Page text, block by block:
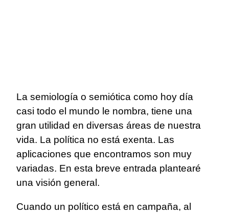
La semiología o semiótica como hoy día
casi todo el mundo le nombra, tiene una
gran utilidad en diversas áreas de nuestra
vida. La política no está exenta. Las
aplicaciones que encontramos son muy
variadas. En esta breve entrada plantearé
una visión general.
Cuando un político está en campaña, al